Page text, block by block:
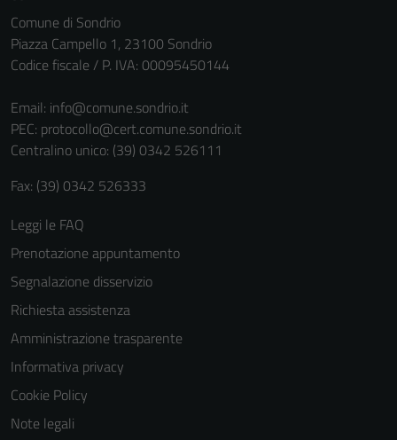
Comune di Sondrio
Piazza Campello 1, 23100 Sondrio
Codice fiscale / P. IVA: 00095450144
Email: info@comune.sondrio.it
PEC: protocollo@cert.comune.sondrio.it
Centralino unico: (39) 0342 526111
Fax: (39) 0342 526333
Leggi le FAQ
Prenotazione appuntamento
Segnalazione disservizio
Richiesta assistenza
Amministrazione trasparente
Informativa privacy
Cookie Policy
Note legali
possono
Questi cookie